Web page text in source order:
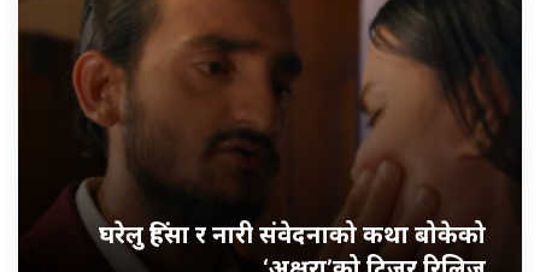
घरेलु हिंसा र नारी संवेदनाको कथा बोकेको